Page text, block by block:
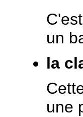
un
la
une